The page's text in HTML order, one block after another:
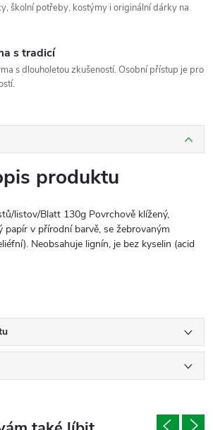
školní potřeby, kostýmy i originální dárky na
s tradicí
s dlouholetou zkušeností. Osobní přístup je pro
produktu
listov/Blatt 130g Povrchově klížený,
papír v přírodní barvě, se žebrovaným
Neobsahuje lignín, je bez kyselin (acid